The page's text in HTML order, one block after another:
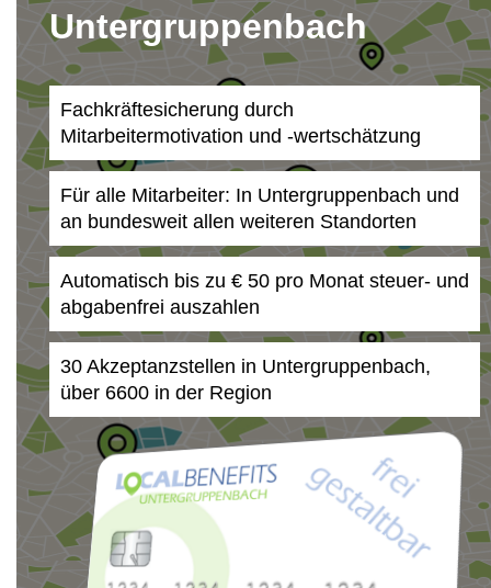
Untergruppenbach
Fachkräftesicherung durch
Mitarbeitermotivation und -wertschätzung
Für alle Mitarbeiter: In Untergruppenbach und
an bundesweit allen weiteren Standorten
Automatisch bis zu € 50 pro Monat steuer- und
abgabenfrei auszahlen
30 Akzeptanzstellen in Untergruppenbach,
über 6600 in der Region